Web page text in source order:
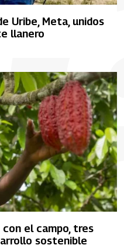
Uribe, Meta, unidos
llanero
el campo, tres
sostenible